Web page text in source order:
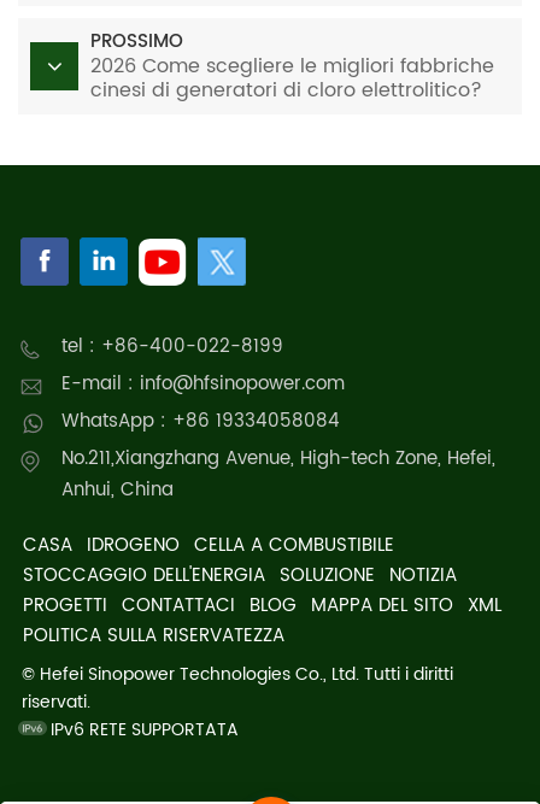
PROSSIMO
2026 Come scegliere le migliori fabbriche
cinesi di generatori di cloro elettrolitico?
tel : +86-400-022-8199
E-mail : info@hfsinopower.com
WhatsApp : +86 19334058084
No.211,Xiangzhang Avenue, High-tech Zone, Hefei,
Anhui, China
CASA IDROGENO CELLA A COMBUSTIBILE
STOCCAGGIO DELL'ENERGIA SOLUZIONE NOTIZIA
PROGETTI CONTATTACI BLOG MAPPA DEL SITO XML
POLITICA SULLA RISERVATEZZA
© Hefei Sinopower Technologies Co., Ltd. Tutti i diritti
riservati.
IPv6 RETE SUPPORTATA